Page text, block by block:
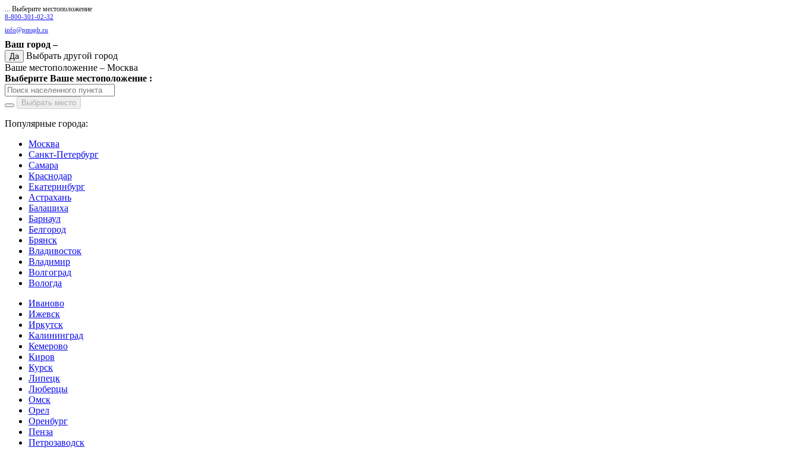
... Выберите местоположение
8-800-301-02-32
info@pmspb.ru
Ваш город –
Да
Выбрать другой город
Ваше местоположение – Москва
Выберите Ваше местоположение :
Выбрать место
Популярные города:
Москва
Санкт-Петербург
Самара
Краснодар
Екатеринбург
Астрахань
Балашиха
Барнаул
Белгород
Брянск
Владивосток
Владимир
Волгоград
Вологда
Иваново
Ижевск
Иркутск
Калининград
Кемерово
Киров
Курск
Липецк
Люберцы
Омск
Орел
Оренбург
Пенза
Петрозаводск